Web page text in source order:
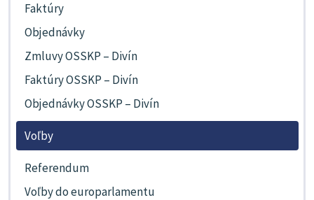
Faktúry
Objednávky
Zmluvy OSSKP – Divín
Faktúry OSSKP – Divín
Objednávky OSSKP – Divín
Voľby
Referendum
Voľby do europarlamentu